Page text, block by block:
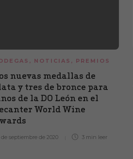
, NOTICIAS , PREMIOS
nuevas medallas de
y tres de bronce para
de la DO León en el
World Wine
de septiembre de 2020 3 min leer